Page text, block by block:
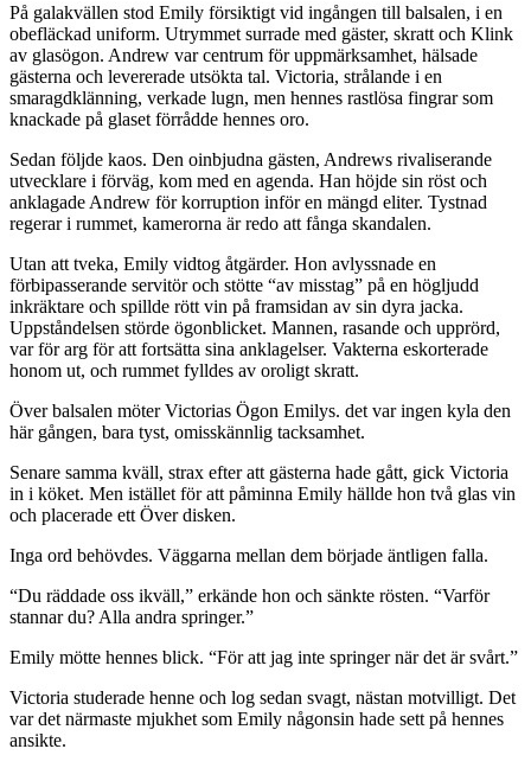
På galakvällen stod Emily försiktigt vid ingången till balsalen, i en
obefläckad uniform. Utrymmet surrade med gäster, skratt och Klink
av glasögon. Andrew var centrum för uppmärksamhet, hälsade
gästerna och levererade utsökta tal. Victoria, strålande i en
smaragdklänning, verkade lugn, men hennes rastlösa fingrar som
knackade på glaset förrådde hennes oro.
Sedan följde kaos. Den oinbjudna gästen, Andrews rivaliserande
utvecklare i förväg, kom med en agenda. Han höjde sin röst och
anklagade Andrew för korruption inför en mängd eliter. Tystnad
regerar i rummet, kamerorna är redo att fånga skandalen.
Utan att tveka, Emily vidtog åtgärder. Hon avlyssnade en
förbipasserande servitör och stötte “av misstag” på en högljudd
inkräktare och spillde rött vin på framsidan av sin dyra jacka.
Uppståndelsen störde ögonblicket. Mannen, rasande och upprörd,
var för arg för att fortsätta sina anklagelser. Vakterna eskorterade
honom ut, och rummet fylldes av oroligt skratt.
Över balsalen möter Victorias Ögon Emilys. det var ingen kyla den
här gången, bara tyst, omisskännlig tacksamhet.
Senare samma kväll, strax efter att gästerna hade gått, gick Victoria
in i köket. Men istället för att påminna Emily hällde hon två glas vin
och placerade ett Över disken.
Inga ord behövdes. Väggarna mellan dem började äntligen falla.
“Du räddade oss ikväll,” erkände hon och sänkte rösten. “Varför
stannar du? Alla andra springer.”
Emily mötte hennes blick. “För att jag inte springer när det är svårt.”
Victoria studerade henne och log sedan svagt, nästan motvilligt. Det
var det närmaste mjukhet som Emily någonsin hade sett på hennes
ansikte.